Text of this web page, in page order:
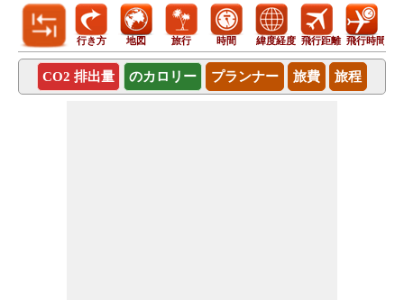
行き方 地図 旅行 時間 緯度経度 飛行距離 飛行時間
CO2 排出量 のカロリー プランナー 旅費 旅程